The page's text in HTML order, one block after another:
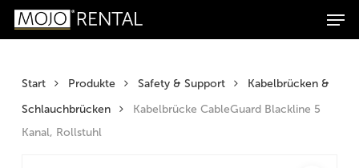
Zum
Inhalt
Zur
Navigation
Skip
Products
search
Suchen
Start Produkte Safety & Support
Kabelbrücken &
Schlauchbrücken
Kabelbrücke CableGuard Blackline 5
Kanal, Rollstuhl